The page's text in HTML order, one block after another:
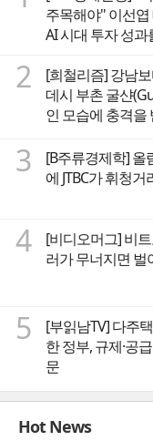
주목해야" 이선
AI 시대 투자 성
2
[희철리즘] 강남
데시 부촌 굴샨
인 모습에 충격을
3
[B주류경제학] 올
에 JTBC가 휘청
4
[비디오머그] 비
러가 무너지면 벌
5
[부읽남TV] 다주
한 정부, 규제·공
문
Hot News